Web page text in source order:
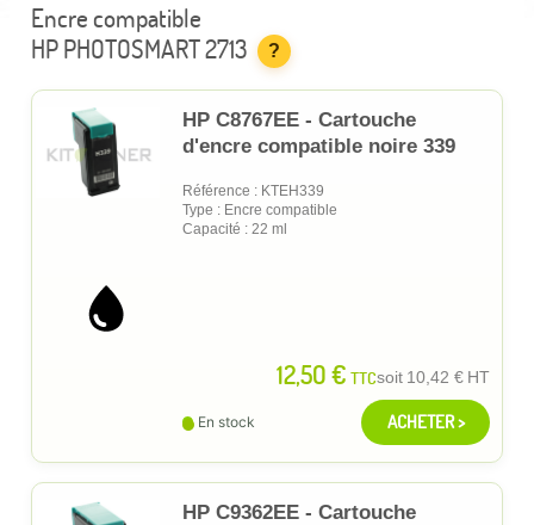
Encre compatible
HP PHOTOSMART 2713
?
HP C8767EE - Cartouche
d'encre compatible noire 339
Référence : KTEH339
Type : Encre compatible
Capacité : 22 ml
12,50 € TTCsoit 10,42 € HT
En stock ACHETER >
HP C9362EE - Cartouche